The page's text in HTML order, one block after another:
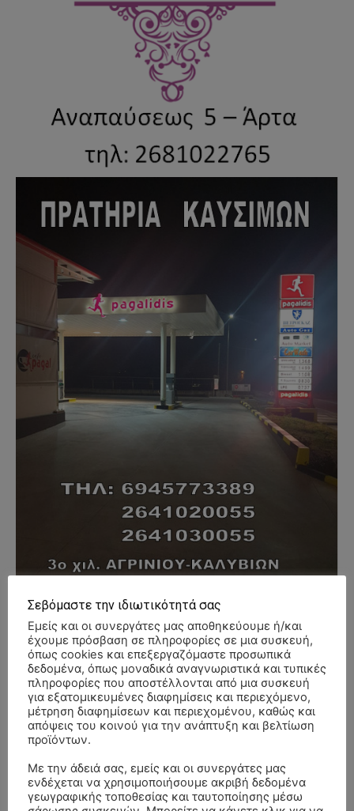
- Advertisment -
Σεβόμαστε την ιδιωτικότητά σας
Εμείς και οι συνεργάτες μας αποθηκεύουμε ή/και
έχουμε πρόσβαση σε πληροφορίες σε μια συσκευή,
όπως cookies και επεξεργαζόμαστε προσωπικά
δεδομένα, όπως μοναδικά αναγνωριστικά και τυπικές
πληροφορίες που αποστέλλονται από μια συσκευή
για εξατομικευμένες διαφημίσεις και περιεχόμενο,
μέτρηση διαφημίσεων και περιεχομένου, καθώς και
απόψεις του κοινού για την ανάπτυξη και βελτίωση
προϊόντων.
Με την άδειά σας, εμείς και οι συνεργάτες μας
ενδέχεται να χρησιμοποιήσουμε ακριβή δεδομένα
γεωγραφικής τοποθεσίας και ταυτοποίησης μέσω